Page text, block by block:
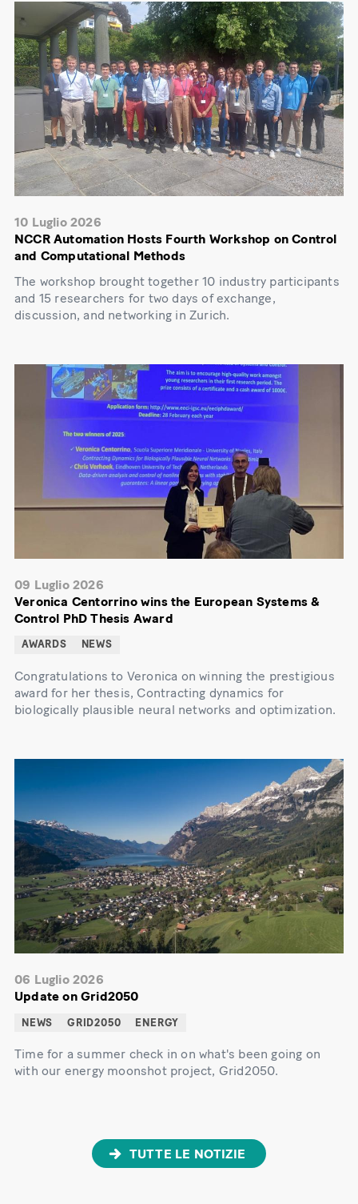
10 Luglio 2026
NCCR Automation Hosts Fourth Workshop on Control
and Computational Methods
The workshop brought together 10 industry participants
and 15 researchers for two days of exchange,
discussion, and networking in Zurich.
09 Luglio 2026
Veronica Centorrino wins the European Systems &
Control PhD Thesis Award
AWARDS NEWS
Congratulations to Veronica on winning the prestigious
award for her thesis, Contracting dynamics for
biologically plausible neural networks and optimization.
06 Luglio 2026
Update on Grid2050
NEWS GRID2050 ENERGY
Time for a summer check in on what's been going on
with our energy moonshot project, Grid2050.
TUTTE LE NOTIZIE